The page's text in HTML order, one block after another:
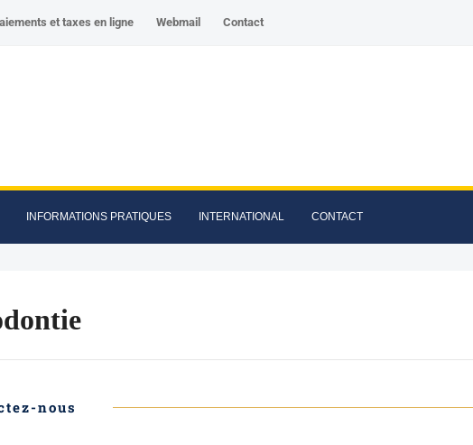
et taxes en ligne Webmail Contact
INFORMATIONS PRATIQUES INTERNATIONAL CONTACT
nous